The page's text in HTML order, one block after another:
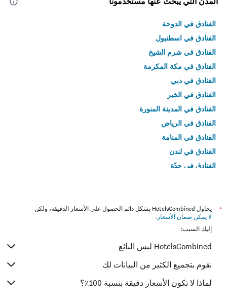
الفنادق في الدوحة
الفنادق في اسطنبول
الفنادق في شرم الشيخ
الفنادق في مكة المكرمة
الفنادق في دبي
الفنادق في الخبر
الفنادق في المدينة المنورة
الفنادق في الرياض
الفنادق في المنامة
الفنادق في لندن
الفنادق في جدّة
*
يحاول HotelsCombined بشكل دائم الحصول على الأسعار الدقيقة، ولكن
لا يمكن ضمان الأسعار .
إليك السبب:
HotelsCombined ليس البائع
نقوم بتجميع الكثير من البيانات لك
لماذا لا تكون الأسعار دقيقة بنسبة 100٪؟